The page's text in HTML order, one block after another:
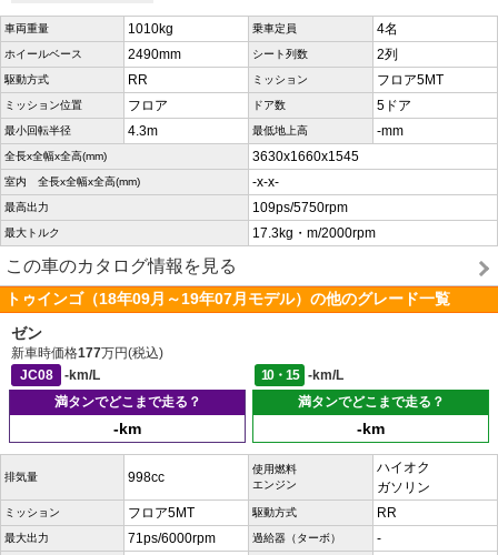
車両重量 1010kg 乗車定員 4名
ホイールベース 2490mm シート列数 2列
駆動方式 RR ミッション フロア5MT
ミッション位置 フロア ドア数 5ドア
最小回転半径 4.3m 最低地上高 -mm
全長x全幅x全高(mm) 3630x1660x1545
室内 全長x全幅x全高(mm) -x-x-
最高出力 109ps/5750rpm
最大トルク 17.3kg・m/2000rpm
この車のカタログ情報を見る
トゥインゴ（18年09月～19年07月モデル）の他のグレード一覧
ゼン
新車時価格177万円(税込)
JC08
-km/L 10・15
-km/L
満タンでどこまで走る？
-km
満タンでどこまで走る？
-km
排気量 998cc
使用燃料
エンジン
ハイオク
ガソリン
ミッション フロア5MT 駆動方式 RR
最大出力 71ps/6000rpm 過給器（ターボ） -